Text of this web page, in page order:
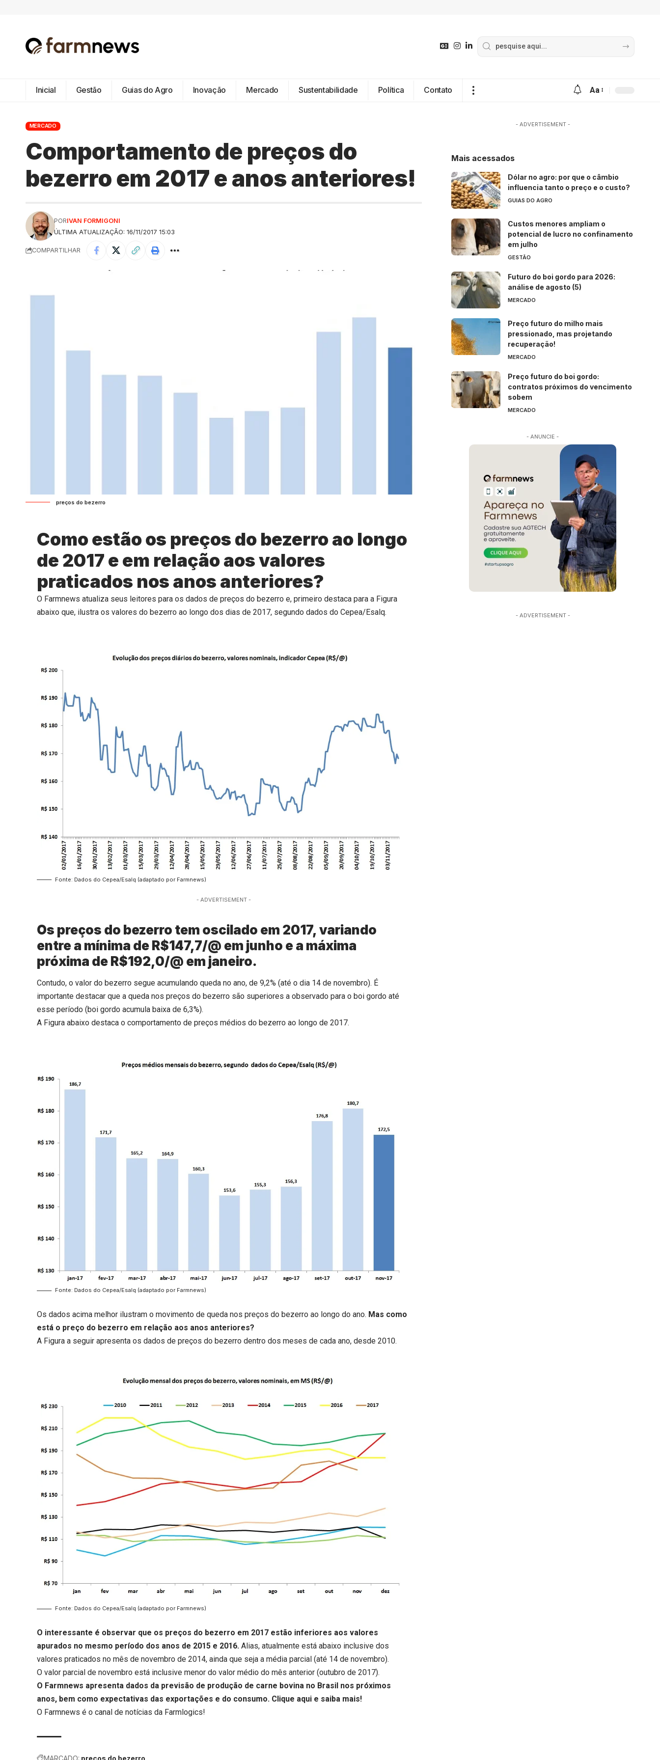
Inicial Gestão Guias do Agro Inovação Mercado Sustentabilidade Política Contato Aa
MERCADO
Comportamento de preços do
bezerro em 2017 e anos anteriores!
ÚLTIMA ATUALIZAÇÃO: 16/11/2017 15:03
PORIVAN FORMIGONI
COMPARTILHAR
preços do bezerro
Como estão os preços do bezerro ao longo
de 2017 e em relação aos valores
praticados nos anos anteriores?
O Farmnews atualiza seus leitores para os dados de preços do bezerro e, primeiro destaca para a Figura
abaixo que, ilustra os valores do bezerro ao longo dos dias de 2017, segundo dados do Cepea/Esalq.
Fonte: Dados do Cepea/Esalq (adaptado por Farmnews)
- ADVERTISEMENT -
Os preços do bezerro tem oscilado em 2017, variando
entre a mínima de R$147,7/@ em junho e a máxima
próxima de R$192,0/@ em janeiro.
Contudo, o valor do bezerro segue acumulando queda no ano, de 9,2% (até o dia 14 de novembro). É
importante destacar que a queda nos preços do bezerro são superiores a observado para o boi gordo até
esse período (boi gordo acumula baixa de 6,3%).
A Figura abaixo destaca o comportamento de preços médios do bezerro ao longo de 2017.
Fonte: Dados do Cepea/Esalq (adaptado por Farmnews)
Os dados acima melhor ilustram o movimento de queda nos preços do bezerro ao longo do ano. Mas como
está o preço do bezerro em relação aos anos anteriores?
A Figura a seguir apresenta os dados de preços do bezerro dentro dos meses de cada ano, desde 2010.
Fonte: Dados do Cepea/Esalq (adaptado por Farmnews)
O interessante é observar que os preços do bezerro em 2017 estão inferiores aos valores
apurados no mesmo período dos anos de 2015 e 2016. Alias, atualmente está abaixo inclusive dos
valores praticados no mês de novembro de 2014, ainda que seja a média parcial (até 14 de novembro).
O valor parcial de novembro está inclusive menor do valor médio do mês anterior (outubro de 2017).
O Farmnews apresenta dados da previsão de produção de carne bovina no Brasil nos próximos
anos, bem como expectativas das exportações e do consumo. Clique aqui e saiba mais!
O Farmnews é o canal de notícias da Farmlogics!
MARCADO: preços do bezerro
- ADVERTISEMENT -
Mais acessados
Dólar no agro: por que o câmbio
influencia tanto o preço e o custo?
GUIAS DO AGRO
Custos menores ampliam o
potencial de lucro no confinamento
em julho
GESTÃO
Futuro do boi gordo para 2026:
análise de agosto (5)
MERCADO
Preço futuro do milho mais
pressionado, mas projetando
recuperação!
MERCADO
Preço futuro do boi gordo:
contratos próximos do vencimento
sobem
MERCADO
- ANUNCIE -
- ADVERTISEMENT -